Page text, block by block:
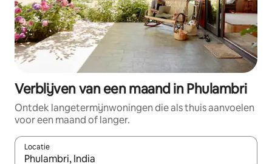
Verblijven van een maand in Phulambri
Ontdek langetermijnwoningen die als thuis aanvoelen
voor een maand of langer.
Locatie
Wanneer er resultaten beschikbaar zijn, maak je een keuze